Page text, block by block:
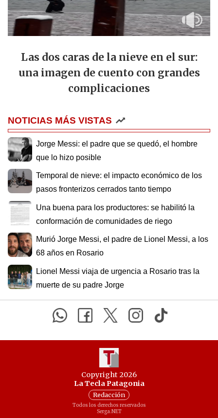
Las dos caras de la nieve en el sur:
una imagen de cuento con grandes
complicaciones
NOTICIAS MÁS VISTAS
Jorge Messi: el padre que se quedó, el hombre
que lo hizo posible
Temporal de nieve: el impacto económico de los
pasos fronterizos cerrados tanto tiempo
Una buena para los productores: se habilitó la
conformación de comunidades de riego
Murió Jorge Messi, el padre de Lionel Messi, a los
68 años en Rosario
Lionel Messi viaja de urgencia a Rosario tras la
muerte de su padre Jorge
Copyright 2026
La Tecla Patagonia
Redacción
Todos los derechos reservados
Serga.NET